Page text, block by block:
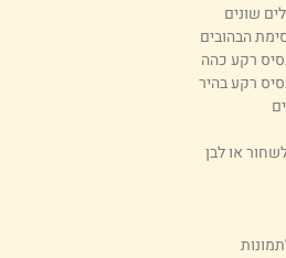
הבהובים
רקע כהה
רקע בהיר
או לבן